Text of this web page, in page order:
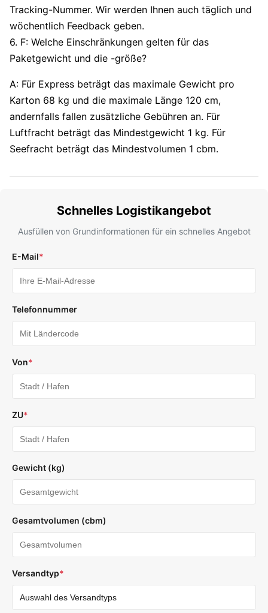
Tracking-Nummer. Wir werden Ihnen auch täglich und
wöchentlich Feedback geben.
6. F: Welche Einschränkungen gelten für das
Paketgewicht und die -größe?
A: Für Express beträgt das maximale Gewicht pro
Karton 68 kg und die maximale Länge 120 cm,
andernfalls fallen zusätzliche Gebühren an. Für
Luftfracht beträgt das Mindestgewicht 1 kg. Für
Seefracht beträgt das Mindestvolumen 1 cbm.
Schnelles Logistikangebot
Ausfüllen von Grundinformationen für ein schnelles Angebot
E-Mail*
Telefonnummer
Von*
ZU*
Gewicht (kg)
Gesamtvolumen (cbm)
Versandtyp*